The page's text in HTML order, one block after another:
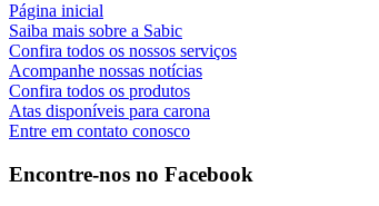
Página inicial
Saiba mais sobre a Sabic
Confira todos os nossos serviços
Acompanhe nossas notícias
Confira todos os produtos
Atas disponíveis para carona
Entre em contato conosco
Encontre-nos no Facebook